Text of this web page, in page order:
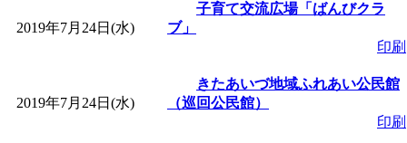
2019年7月24日(水)
子育て交流広場「ばんびクラ
ブ」
印刷
2019年7月24日(水)
きたあいづ地域ふれあい公民館
（巡回公民館）
印刷